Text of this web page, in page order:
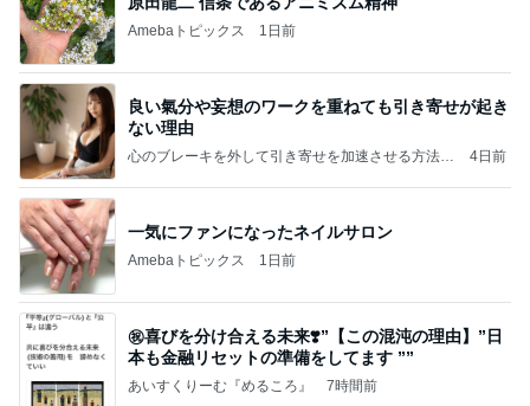
Amebaトピックス 1日前
良い氣分や妄想のワークを重ねても引き寄せが起き
ない理由
心のブレーキを外して引き寄せを加速させる方法：
4日前
一気にファンになったネイルサロン
Amebaトピックス 1日前
㊗️喜びを分け合える未来❣️”【この混沌の理由】”⽇
本も⾦融リセットの準備をしてます ””
あいすくりーむ『めるころ』 7時間前